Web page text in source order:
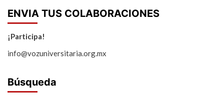
ENVIA TUS COLABORACIONES
¡Participa!
info@vozuniversitaria.org.mx
Búsqueda